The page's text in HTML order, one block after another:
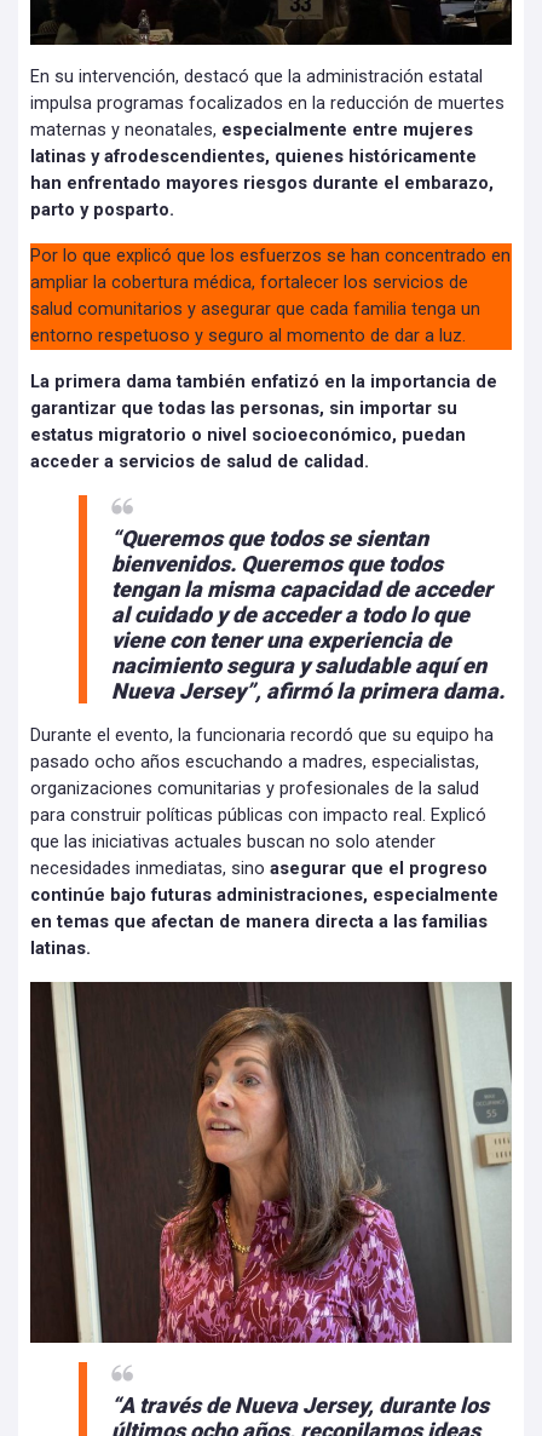
En su intervención, destacó que la administración estatal
impulsa programas focalizados en la reducción de muertes
maternas y neonatales, especialmente entre mujeres
latinas y afrodescendientes, quienes históricamente
han enfrentado mayores riesgos durante el embarazo,
parto y posparto.
Por lo que explicó que los esfuerzos se han concentrado en
ampliar la cobertura médica, fortalecer los servicios de
salud comunitarios y asegurar que cada familia tenga un
entorno respetuoso y seguro al momento de dar a luz.
La primera dama también enfatizó en la importancia de
garantizar que todas las personas, sin importar su
estatus migratorio o nivel socioeconómico, puedan
acceder a servicios de salud de calidad.
“Queremos que todos se sientan
bienvenidos. Queremos que todos
tengan la misma capacidad de acceder
al cuidado y de acceder a todo lo que
viene con tener una experiencia de
nacimiento segura y saludable aquí en
Nueva Jersey”, afirmó la primera dama.
Durante el evento, la funcionaria recordó que su equipo ha
pasado ocho años escuchando a madres, especialistas,
organizaciones comunitarias y profesionales de la salud
para construir políticas públicas con impacto real. Explicó
que las iniciativas actuales buscan no solo atender
necesidades inmediatas, sino asegurar que el progreso
continúe bajo futuras administraciones, especialmente
en temas que afectan de manera directa a las familias
latinas.
“A través de Nueva Jersey, durante los
últimos ocho años, recopilamos ideas